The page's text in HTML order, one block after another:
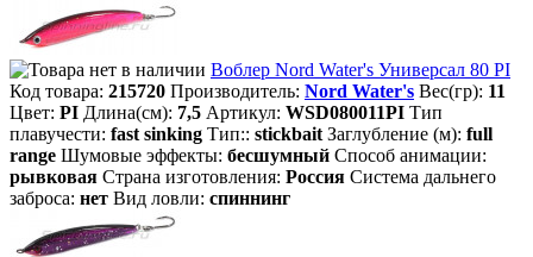
Воблер Nord Water's Универсал 80 PI
Код товара: 215720 Производитель: Nord Water's Вес(гр): 11
Цвет: PI Длина(см): 7,5 Артикул: WSD080011PI Тип
плавучести: fast sinking Тип:: stickbait Заглубление (м): full
range Шумовые эффекты: бесшумный Способ анимации:
рывковая Страна изготовления: Россия Система дальнего
заброса: нет Вид ловли: спиннинг